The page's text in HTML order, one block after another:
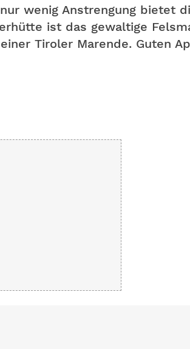
wenig Anstrengung bietet
ist das gewaltige
Tiroler Marende. Guten